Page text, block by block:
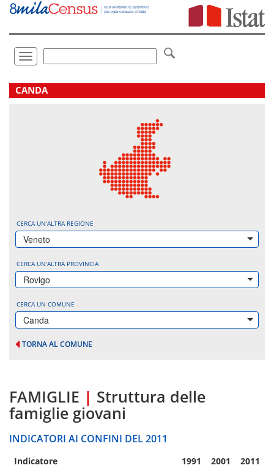
Vai
direttamente
Toggle
navigation
.
CANDA
CERCA UN'ALTRA REGIONE
Veneto
CERCA UN'ALTRA PROVINCIA
Rovigo
CERCA UN COMUNE
Canda
TORNA AL COMUNE
FAMIGLIE | Struttura delle
famiglie giovani
INDICATORI AI CONFINI DEL 2011
Indicatore 1991 2001 2011